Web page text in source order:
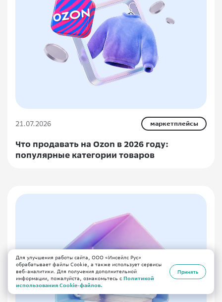
21.07.2026 маркетплейсы
Что продавать на Ozon в 2026 году:
популярные категории товаров
Для улучшения работы сайта, ООО «Инсейлс Рус»
обрабатывает файлы Cookie, а также использует сервисы
веб-аналитики. Для получения дополнительной
информации, пожалуйста, ознакомьтесь с Политикой
использования Cookie-файлов.
Принять